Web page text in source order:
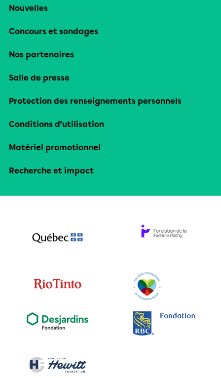
Nouvelles
Concours et sondages
Nos partenaires
Salle de presse
Protection des renseignements personnels
Conditions d’utilisation
Matériel promotionnel
Recherche et impact